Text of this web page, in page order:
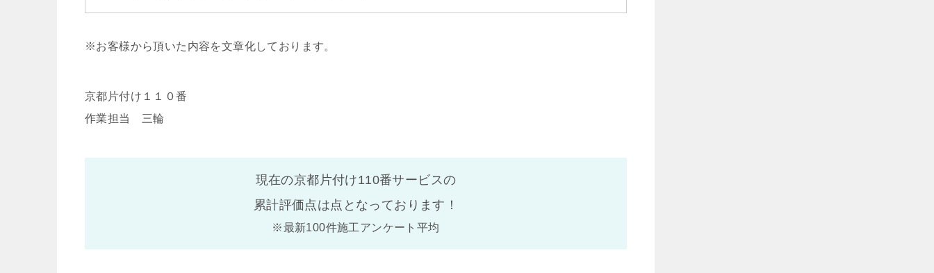
※お客様から頂いた内容を文章化しております。
京都片付け１１０番
作業担当 三輪
現在の京都片付け110番サービスの
累計評価点は点となっております！
※最新100件施工アンケート平均